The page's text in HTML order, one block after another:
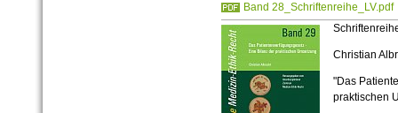
Band 28_Schriftenreihe_LV.pdf
Christian
"Das
praktischen